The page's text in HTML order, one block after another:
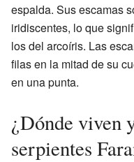
espalda. Sus escamas
iridiscentes, lo que
los del arcoíris. Las
filas en la mitad de su
en una punta.
¿Dónde viven
serpientes